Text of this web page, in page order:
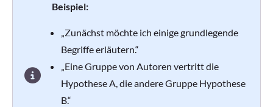
Beispiel:
„Zunächst möchte ich einige grundlegende
Begriffe erläutern.“
„Eine Gruppe von Autoren vertritt die
Hypothese A, die andere Gruppe Hypothese
B.“